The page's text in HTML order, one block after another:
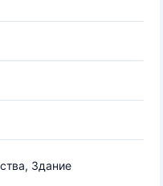
Здание